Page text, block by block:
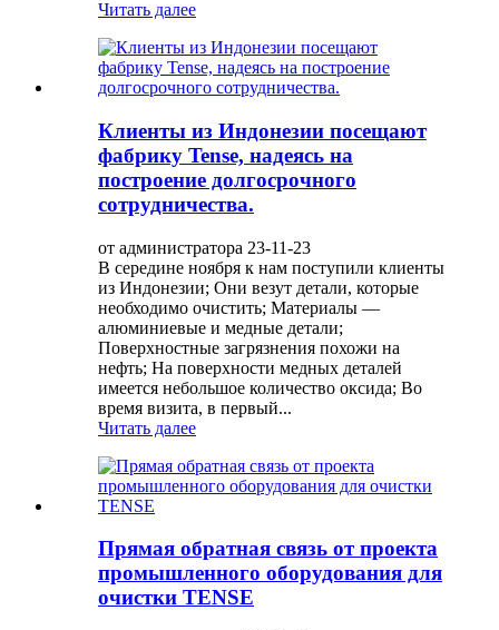
Читать далее
Клиенты из Индонезии посещают
фабрику Tense, надеясь на
построение долгосрочного
сотрудничества.
от администратора 23-11-23
В середине ноября к нам поступили клиенты
из Индонезии; Они везут детали, которые
необходимо очистить; Материалы —
алюминиевые и медные детали;
Поверхностные загрязнения похожи на
нефть; На поверхности медных деталей
имеется небольшое количество оксида; Во
время визита, в первый...
Читать далее
Прямая обратная связь от проекта
промышленного оборудования для
очистки TENSE